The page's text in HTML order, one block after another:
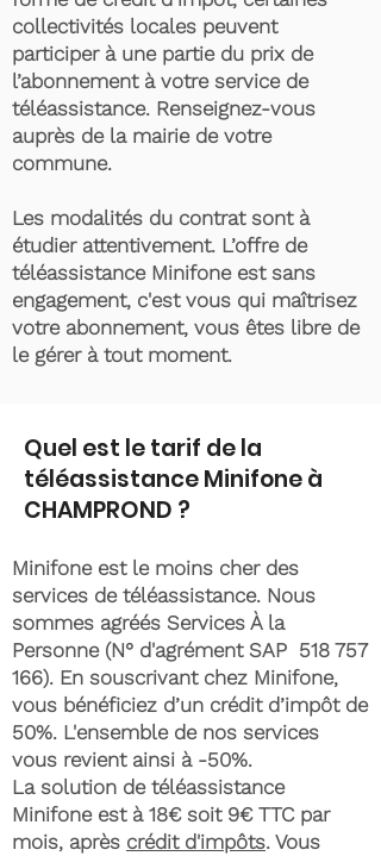
collectivités locales peuvent
participer à une partie du prix de
l’abonnement à votre service de
téléassistance. Renseignez-vous
auprès de la mairie de votre
commune.
Les modalités du contrat sont à
étudier attentivement. L’offre de
téléassistance Minifone est sans
engagement, c'est vous qui maîtrisez
votre abonnement, vous êtes libre de
le gérer à tout moment.
Quel est le tarif de la
téléassistance Minifone à
CHAMPROND ?
Minifone est le moins cher des
services de téléassistance. Nous
sommes agréés Services À la
Personne (N° d'agrément SAP 518 757
166). En souscrivant chez Minifone,
vous bénéficiez d’un crédit d’impôt de
50%. L'ensemble de nos services
vous revient ainsi à -50%.
La solution de téléassistance
Minifone est à 18€ soit 9€ TTC par
mois, après crédit d'impôts. Vous